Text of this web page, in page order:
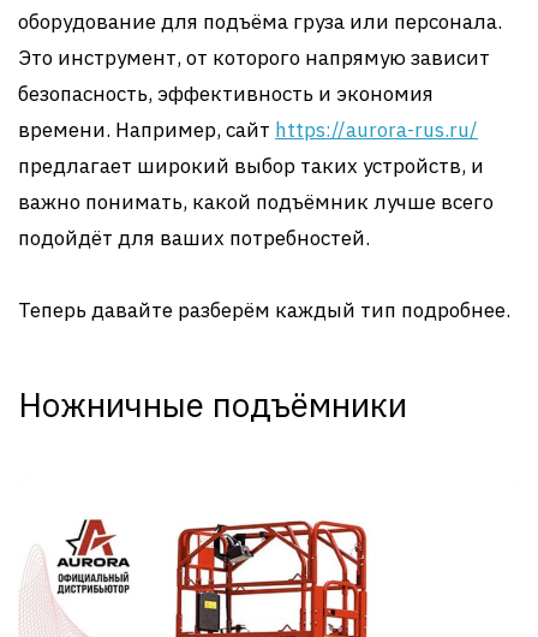
оборудование для подъёма груза или персонала.
Это инструмент, от которого напрямую зависит
безопасность, эффективность и экономия
времени. Например, сайт https://aurora-rus.ru/
предлагает широкий выбор таких устройств, и
важно понимать, какой подъёмник лучше всего
подойдёт для ваших потребностей.
Теперь давайте разберём каждый тип подробнее.
Ножничные подъёмники